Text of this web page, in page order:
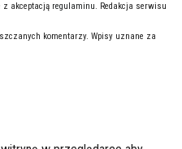
z akceptacją regulaminu. Redakcja serwisu
komentarzy. Wpisy uznane za